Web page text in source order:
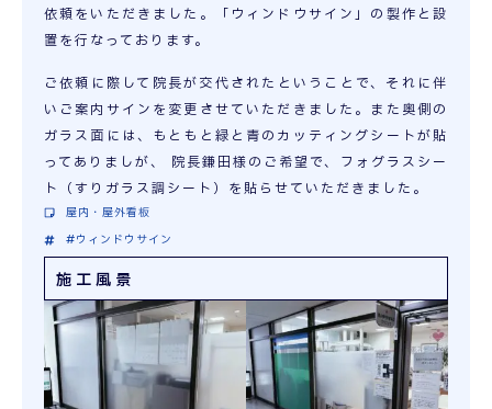
依頼をいただきました。「ウィンドウサイン」の製作と設
置を行なっております。
ご依頼に際して院長が交代されたということで、それに伴
いご案内サインを変更させていただきました。また奥側の
ガラス面には、もともと緑と青のカッティングシートが貼
ってありましが、 院長鎌田様のご希望で、フォグラスシー
ト（すりガラス調シート）を貼らせていただきました。
屋内・屋外看板
#ウィンドウサイン
施工風景